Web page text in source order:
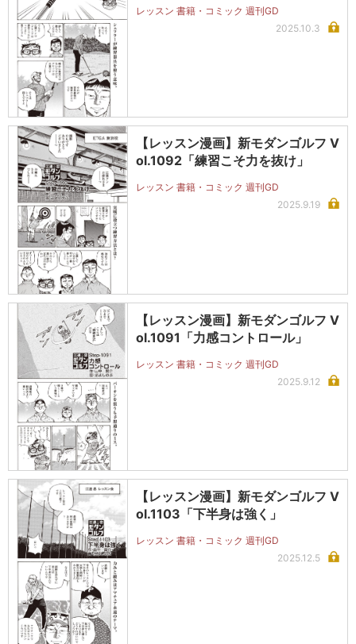
レッスン 書籍・コミック 週刊GD
2025.10.3
【レッスン漫画】新モダンゴルフ V
ol.1092「練習こそ力を抜け」
レッスン 書籍・コミック 週刊GD
2025.9.19
【レッスン漫画】新モダンゴルフ V
ol.1091「力感コントロール」
レッスン 書籍・コミック 週刊GD
2025.9.12
【レッスン漫画】新モダンゴルフ V
ol.1103「下半身は強く」
レッスン 書籍・コミック 週刊GD
2025.12.5